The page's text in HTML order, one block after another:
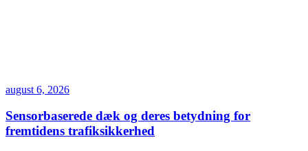
august 6, 2026
Sensorbaserede dæk og deres betydning for
fremtidens trafiksikkerhed